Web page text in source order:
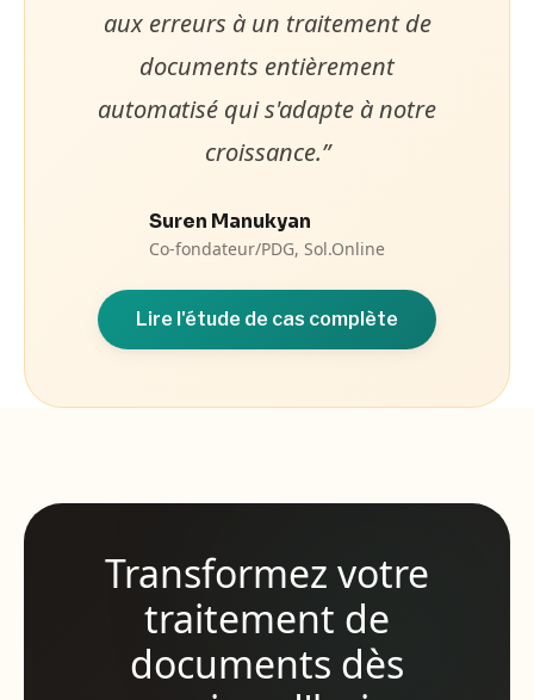
aux erreurs à un traitement de
documents entièrement
automatisé qui s'adapte à notre
croissance.”
Suren Manukyan
Co-fondateur/PDG, Sol.Online
Lire l'étude de cas complète
Transformez votre
traitement de
documents dès